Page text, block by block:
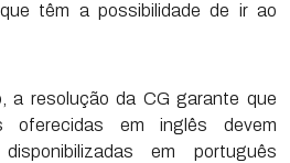
têm a possibilidade de ir ao
a resolução da CG garante que
oferecidas em inglês devem
em português